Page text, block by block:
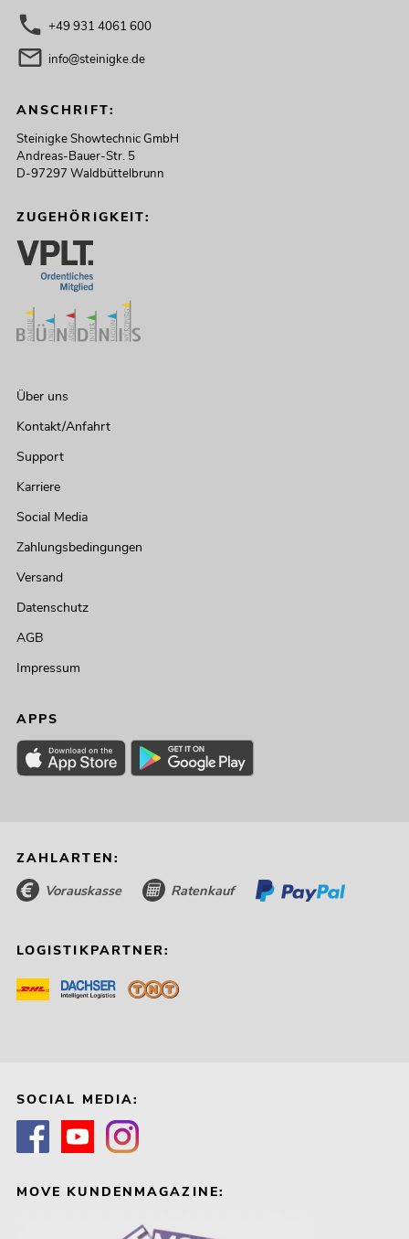
+49 931 4061 600
info@steinigke.de
ANSCHRIFT:
Steinigke Showtechnic GmbH
Andreas-Bauer-Str. 5
D-97297 Waldbüttelbrunn
ZUGEHÖRIGKEIT:
Über uns
Kontakt/Anfahrt
Support
Karriere
Social Media
Zahlungsbedingungen
Versand
Datenschutz
AGB
Impressum
APPS
ZAHLARTEN:
Vorauskasse Ratenkauf
LOGISTIKPARTNER:
SOCIAL MEDIA:
MOVE KUNDENMAGAZINE: